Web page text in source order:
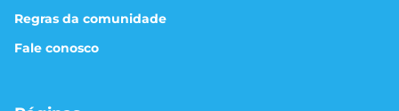
Regras da comunidade
Fale conosco